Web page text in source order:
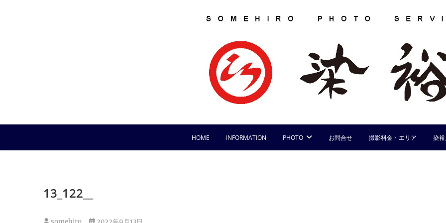
HOME INFORMATION PHOTO お問合せ 撮影料金・エリア 染
13_122__